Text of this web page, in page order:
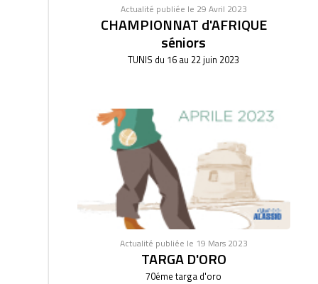
Actualité publiée le 29 Avril 2023
CHAMPIONNAT d'AFRIQUE
séniors
TUNIS du 16 au 22 juin 2023
Actualité publiée le 19 Mars 2023
TARGA D'ORO
70éme targa d'oro